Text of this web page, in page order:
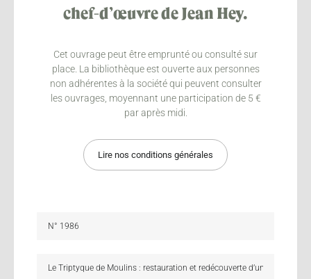
chef-d’œuvre de Jean Hey.
Cet ouvrage peut être emprunté ou consulté sur
place. La bibliothèque est ouverte aux personnes
non adhérentes à la société qui peuvent consulter
les ouvrages, moyennant une participation de 5 €
par après midi.
Lire nos conditions générales